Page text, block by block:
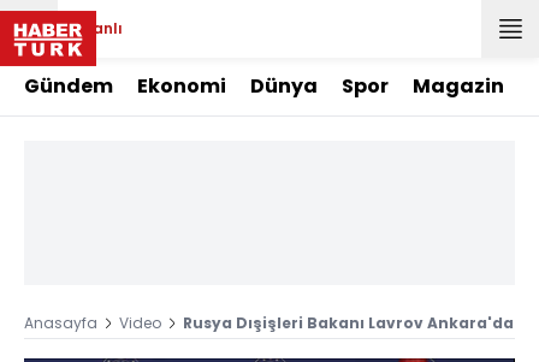
Canlı
Gündem Ekonomi Dünya Spor Magazin
Anasayfa Video Rusya Dışişleri Bakanı Lavrov Ankara'da